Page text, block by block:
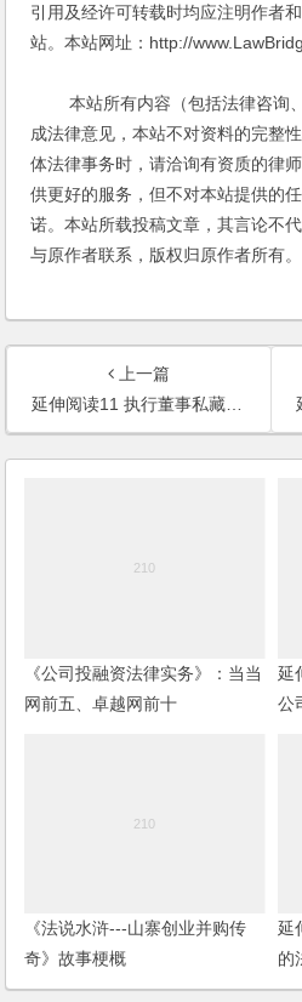
引用及经许可转载时均应注明作者
站。本站网址：http://
本站所有内容（包括法律咨询、
成法律意见，本站不对资料的完整
体法律事务时，请洽询有资质的律
供更好的服务，但不对本站提供的
诺。本站所载投稿文章，其言论不
与原作者联系，版权归原作者所有。
上一篇
延伸阅读11 执行董事私藏了公章
《公司投融资法律实务》：当当
网前五、卓越网前十
延
公
《法说水浒---山寨创业并购传
奇》故事梗概
延
的